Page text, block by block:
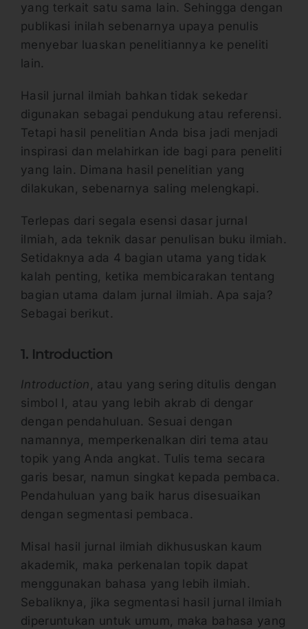
yang terkait satu sama lain. Sehingga dengan
publikasi inilah sebenarnya upaya penulis
menyebar luaskan penelitiannya ke peneliti
lain.
Hasil jurnal ilmiah bahkan tidak sekedar
digunakan sebagai pendukung atau referensi.
Tetapi hasil penelitian Anda bisa jadi menjadi
inspirasi dan melahirkan ide bagi para peneliti
yang lain. Dimana hasil penelitian yang
dilakukan, sebenarnya saling melengkapi.
Terlepas dari segala esensi dasar jurnal
ilmiah, ada teknik dasar penulisan buku ilmiah.
Setidaknya ada 4 bagian utama yang tidak
kalah penting, ketika membicarakan tentang
bagian utama dalam jurnal ilmiah. Apa saja?
Sebagai berikut.
1. Introduction
Introduction , atau yang sering ditulis dengan
simbol I, atau yang lebih akrab di dengar
dengan pendahuluan. Sesuai dengan
namannya, memperkenalkan diri tema atau
topik yang Anda angkat. Tulis tema secara
garis besar, namun singkat kepada pembaca.
Pendahuluan yang baik harus disesuaikan
dengan segmentasi pembaca.
Misal hasil jurnal ilmiah dikhususkan kaum
akademik, maka perkenalan topik dapat
menggunakan bahasa yang lebih ilmiah.
Sebaliknya, jika segmentasi hasil jurnal ilmiah
diperuntukan untuk umum, maka bahasa yang